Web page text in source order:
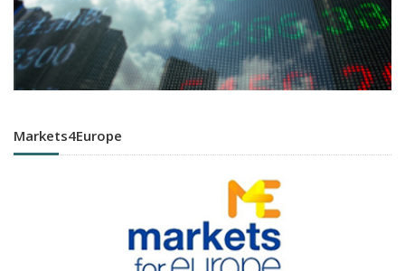
Markets4Europe